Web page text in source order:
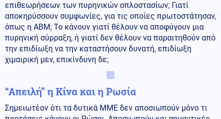
επιθεωρήσεων των πυρηνικών οπλοστασίων; Γιατί
αποκηρύσσουν συμφωνίες, για τις οποίες πρωτοστάτησαν,
όπως η ΑΒΜ; Το κάνουν γιατί θέλουν να αποφύγουν μια
πυρηνική σύρραξη, ή γιατί δεν θέλουν να παραιτηθούν από
την επιδίωξη να την καταστήσουν δυνατή, επιδίωξη
χιμαιρική μεν, επικίνδυνη δε;
“Απειλή” η Κίνα και η Ρωσία
Σημειωτέον ότι τα δυτικά ΜΜΕ δεν αποσιωπούν μόνο τι